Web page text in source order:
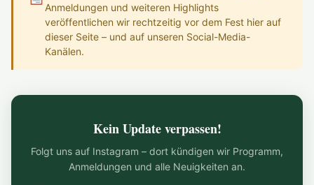
Anmeldungen und weiteren Highlights
veröffentlichen wir rechtzeitig vor dem Fest hier auf
dieser Seite – und auf unseren Social-Media-
Kanälen.
Kein Update verpassen!
Folgt uns auf Instagram – dort kündigen wir Programm,
Anmeldungen und alle Neuigkeiten an.